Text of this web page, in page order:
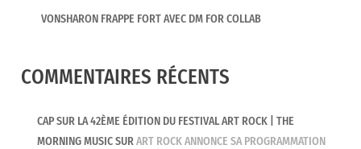
VONSHARON FRAPPE FORT AVEC DM FOR COLLAB
COMMENTAIRES RÉCENTS
CAP SUR LA 42ÈME ÉDITION DU FESTIVAL ART ROCK | THE
MORNING MUSICSURART ROCK ANNONCE SA PROGRAMMATION